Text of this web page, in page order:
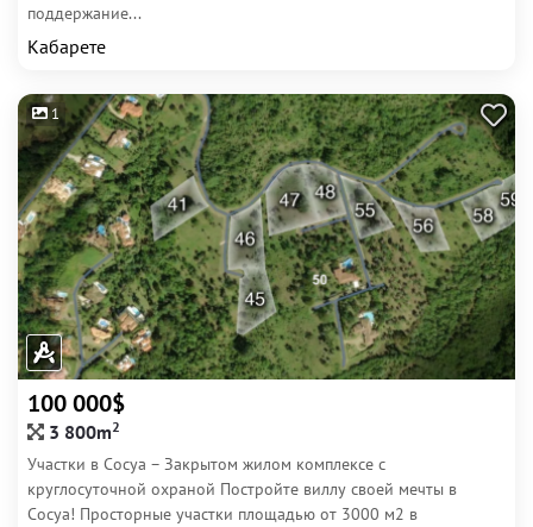
поддержание...
Кабарете
1
100 000$
3 800m2
Участки в Сосуа – Закрытом жилом комплексе с
круглосуточной охраной Постройте виллу своей мечты в
Сосуа! Просторные участки площадью от 3000 м2 в